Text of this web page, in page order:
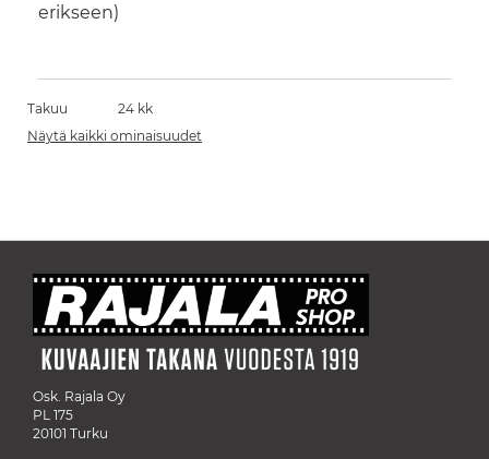
erikseen)
Takuu
24 kk
Näytä kaikki ominaisuudet
Osk. Rajala Oy
PL 175
20101 Turku